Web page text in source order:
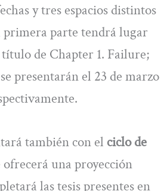
y tres espacios distintos
primera parte tendrá lugar
de Chapter 1. Failure;
presentarán el 23 de marzo
también con el ciclo de
ofrecerá una proyección
las tesis presentes en